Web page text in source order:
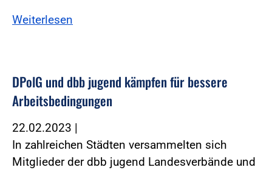
Weiterlesen
DPolG und dbb jugend kämpfen für bessere
Arbeitsbedingungen
22.02.2023 |
In zahlreichen Städten versammelten sich
Mitglieder der dbb jugend Landesverbände und